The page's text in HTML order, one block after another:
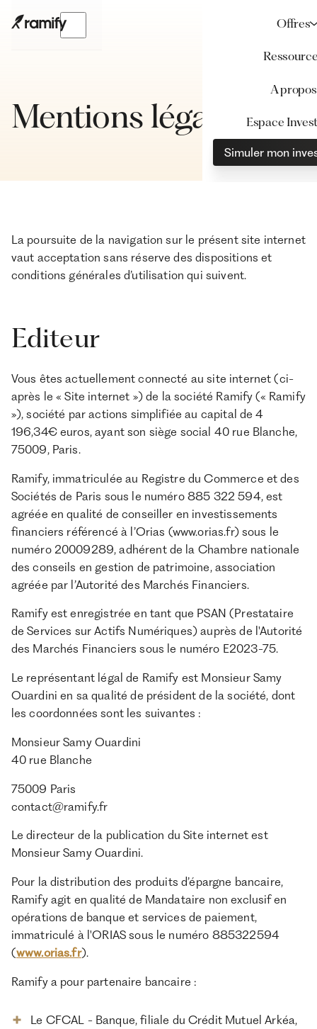
Offres
A propos
Espace
Simuler mon
Mentions légales
La poursuite de la navigation sur le présent site internet
vaut acceptation sans réserve des dispositions et
conditions générales d’utilisation qui suivent.
Editeur
Vous êtes actuellement connecté au site internet (ci-
après le « Site internet ») de la société Ramify (« Ramify
»), société par actions simplifiée au capital de 4
196,34€ euros, ayant son siège social 40 rue Blanche,
75009, Paris.
Ramify, immatriculée au Registre du Commerce et des
Sociétés de Paris sous le numéro 885 322 594, est
agréée en qualité de conseiller en investissements
financiers référencé à l’Orias (www.orias.fr) sous le
numéro 20009289, adhérent de la Chambre nationale
des conseils en gestion de patrimoine, association
agréée par l’Autorité des Marchés Financiers.
Ramify est enregistrée en tant que PSAN (Prestataire
de Services sur Actifs Numériques) auprès de l'Autorité
des Marchés Financiers sous le numéro E2023-75.
Le représentant légal de Ramify est Monsieur Samy
Ouardini en sa qualité de président de la société, dont
les coordonnées sont les suivantes :
Monsieur Samy Ouardini
40 rue Blanche
75009 Paris
contact@ramify.fr
Le directeur de la publication du Site internet est
Monsieur Samy Ouardini.
Pour la distribution des produits d’épargne bancaire,
Ramify agit en qualité de Mandataire non exclusif en
opérations de banque et services de paiement,
immatriculé à l'ORIAS sous le numéro 885322594
(www.orias.fr).
Ramify a pour partenaire bancaire :
Le CFCAL - Banque, filiale du Crédit Mutuel Arkéa,